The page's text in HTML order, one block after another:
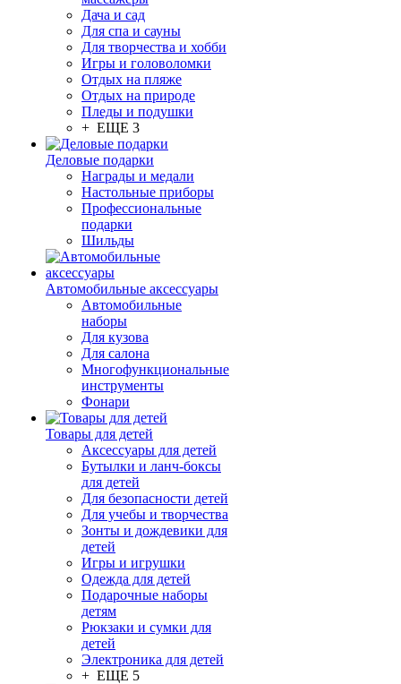
Дача и сад
Для спа и сауны
Для творчества и хобби
Игры и головоломки
Отдых на пляже
Отдых на природе
Пледы и подушки
+ ЕЩЕ 3
Деловые подарки
Награды и медали
Настольные приборы
Профессиональные
подарки
Шильды
Автомобильные аксессуары
Автомобильные
наборы
Для кузова
Для салона
Многофункциональные
инструменты
Фонари
Товары для детей
Аксессуары для детей
Бутылки и ланч-боксы
для детей
Для безопасности детей
Для учебы и творчества
Зонты и дождевики для
детей
Игры и игрушки
Одежда для детей
Подарочные наборы
детям
Рюкзаки и сумки для
детей
Электроника для детей
+ ЕЩЕ 5